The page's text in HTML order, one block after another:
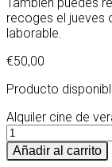
recoges el jueves
laborable.
€50,00
Producto
Alquiler cine de
Añadir al carrito